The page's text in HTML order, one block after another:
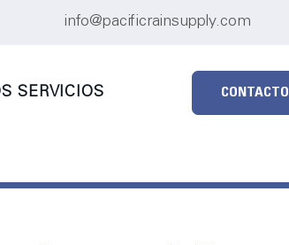
info@pacificrainsupply.com
SERVICIOS CONTACTO